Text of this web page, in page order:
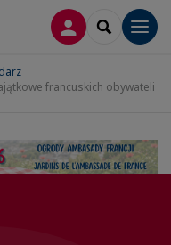
LOGOWANIE
SEARCH
francuskich obywateli